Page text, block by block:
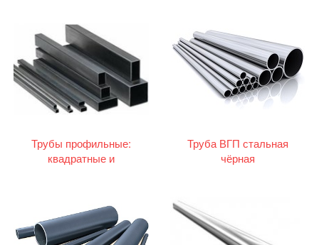
Трубы профильные:
квадратные и
Труба ВГП стальная
чёрная